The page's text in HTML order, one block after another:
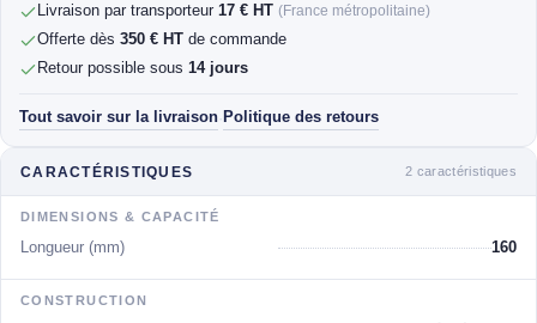
Livraison par transporteur 17 € HT (France métropolitaine)
Offerte dès 350 € HT de commande
Retour possible sous 14 jours
Tout savoir sur la livraison· Politique des retours
CARACTÉRISTIQUES 2 caractéristiques
DIMENSIONS & CAPACITÉ
Longueur (mm) 160
CONSTRUCTION